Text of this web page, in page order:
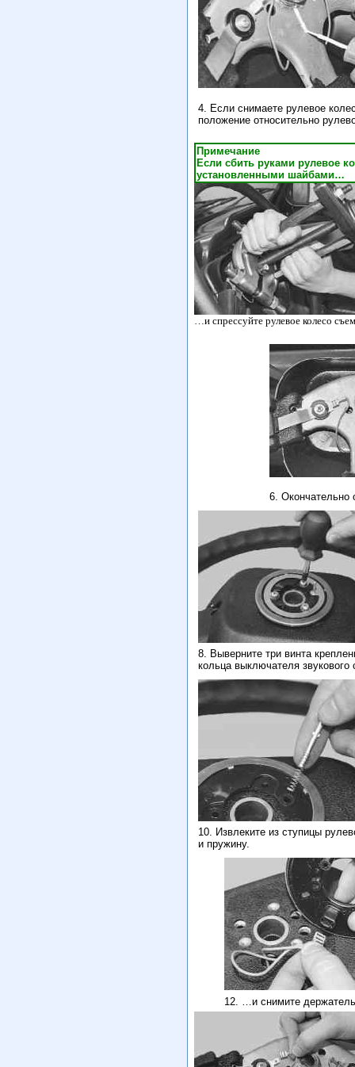
4. Если снимаете рулевое
положение относительно
Примечание
Если сбить руками рулевое
установленными шайбами…
…и спрессуйте рулевое колесо
6. Окончательно
8. Выверните три винта
кольца выключателя
10. Извлеките из ступицы
и пружину.
12. …и снимите